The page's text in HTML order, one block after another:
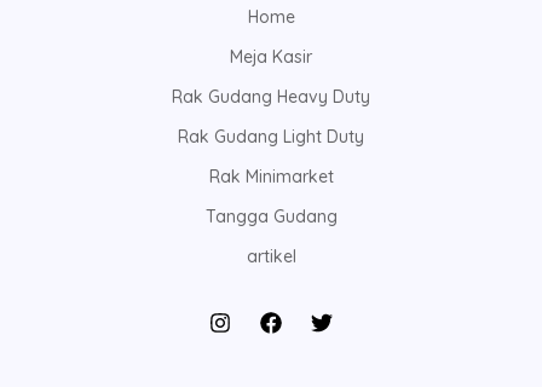
Home
Meja Kasir
Rak Gudang Heavy Duty
Rak Gudang Light Duty
Rak Minimarket
Tangga Gudang
artikel